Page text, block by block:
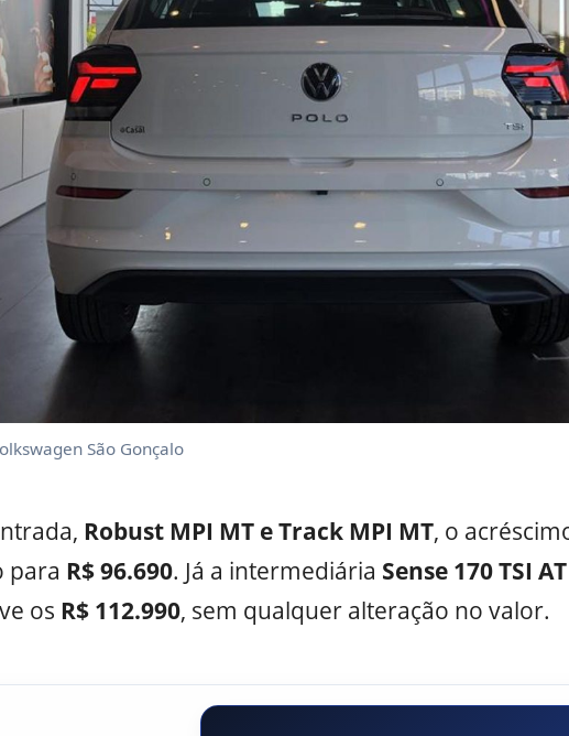
São Gonçalo
Robust MPI MT e Track MPI MT, o
para R$ 96.690. Já a intermediária Sense 170 TSI AT
os R$ 112.990, sem qualquer alteração no valor.